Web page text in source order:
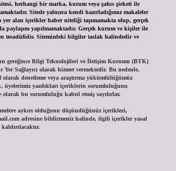
herhangi bir marka, kurum veya şahıs şirketi ile
Sitede yalnızca kendi hazırladığımız makaleler
yer alan içerikler haber niteliği taşımamakta olup, gerçek
paylaşım yapılmamaktadır. Gerçek kurum ve kişiler ile
tesadüfidir. Sitemizdeki bilgiler taslak halindedir ve
gereğince Bilgi Teknolojileri ve İletişim Kurumu (BTK)
Yer Sağlayıcı olarak hizmet vermektedir. Bu nedenle,
denetleme veya araştırma yükümlülüğümüz
üyelerimiz yazdıkları içeriklerin sorumluluğunu
olarak bu sorumluluğu kabul etmiş sayılırlar.
aykırı olduğunu düşündüğünüz içerikleri,
adresine bildirmeniz halinde, ilgili içerikler yasal